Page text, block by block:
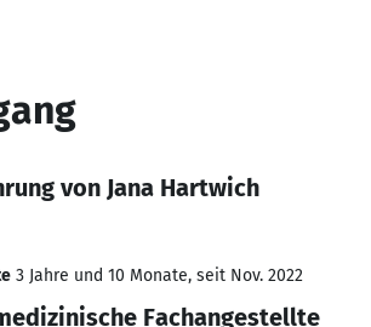
von Jana Hartwich
3 Jahre und 10 Monate, seit Nov. 2022
Fachangestellte